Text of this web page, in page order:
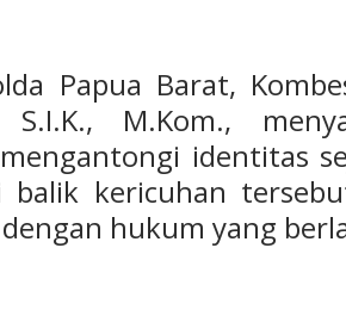
Papua Barat,
S.I.K., M.Kom.,
identitas
kericuhan
hukum yang